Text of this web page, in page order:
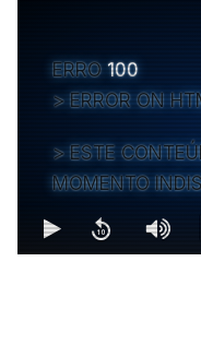
ERRO 100
ERROR ON
ESTE
MOMENTO